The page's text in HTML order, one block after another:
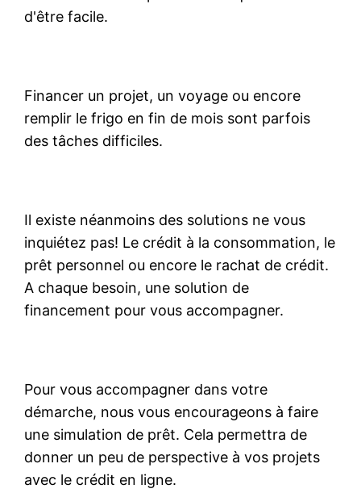
d'être facile.
Financer un projet, un voyage ou encore
remplir le frigo en fin de mois sont parfois
des tâches difficiles.
Il existe néanmoins des solutions ne vous
inquiétez pas! Le crédit à la consommation, le
prêt personnel ou encore le rachat de crédit.
A chaque besoin, une solution de
financement pour vous accompagner.
Pour vous accompagner dans votre
démarche, nous vous encourageons à faire
une simulation de prêt. Cela permettra de
donner un peu de perspective à vos projets
avec le crédit en ligne.